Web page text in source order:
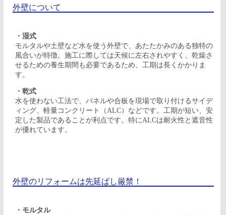
外壁について
・湿式
モルタルや土壁など水を使う外壁で、あたたかみのある独特の
風合いが特徴。施工に際しては天候に左右されやすく、乾燥さ
せるための養生期間も必要であるため、工期は長くかかりま
す。
・乾式
水を使わない工法で、パネルや合板を現場で取り付けるサイデ
ィング、軽量コンクリート（ALC）などです。工期が短い、安
定した製品であることが利点です。特にALCは耐火性と遮音性
が優れています。
外壁のリフォームは先延ばし厳禁！
・モルタル